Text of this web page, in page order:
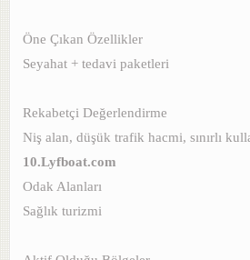
Öne Çıkan Özellikler
Seyahat + tedavi paketleri
Rekabetçi Değerlendirme
Niş alan, düşük trafik hacmi, sınırlı
10.Lyfboat.com
Odak Alanları
Sağlık turizmi